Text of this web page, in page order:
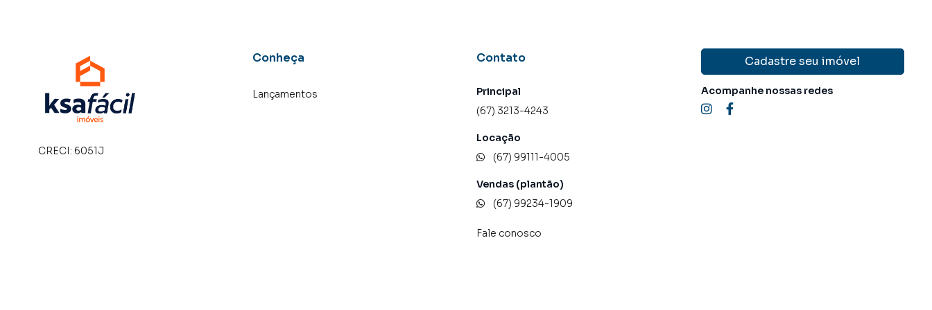
CRECI: 6051J
Conheça
Lançamentos
Contato
Principal
(67) 3213-4243
Locação
(67) 99111-4005
Vendas (plantão)
(67) 99234-1909
Fale conosco
Cadastre seu imóvel
Acompanhe nossas redes